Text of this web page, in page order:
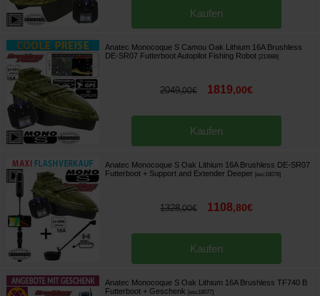
Kaufen
Anatec Monocoque S Camou Oak Lithium 16A Brushless
DE-SR07 Futterboot Autopilot Fishing Robot
213988]
2049,00€ 1819,00€
Kaufen
Anatec Monocoque S Oak Lithium 16A Brushless DE-SR07
Futterboot + Support and Extender Deeper [esc18078]
1328,00€ 1108,80€
Kaufen
Anatec Monocoque S Oak Lithium 16A Brushless TF740 B
Futterboot + Geschenk [esc18077]